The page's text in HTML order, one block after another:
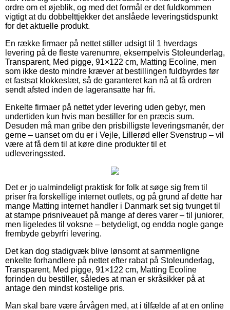
ordre om et øjeblik, og med det formål er det fuldkommen
vigtigt at du dobbelttjekker det anslåede leveringstidspunkt
for det aktuelle produkt.
En række firmaer på nettet stiller udsigt til 1 hverdags
levering på de fleste varenumre, eksempelvis Stoleunderlag,
Transparent, Med pigge, 91×122 cm, Matting Ecoline, men
som ikke desto mindre kræver at bestillingen fuldbyrdes før
et fastsat klokkeslæt, så de garanteret kan nå at få ordren
sendt afsted inden de lageransatte har fri.
Enkelte firmaer på nettet yder levering uden gebyr, men
undertiden kun hvis man bestiller for en præcis sum.
Desuden må man gribe den prisbilligste leveringsmanér, der
gerne – uanset om du er i Vejle, Lillerød eller Svenstrup – vil
være at få dem til at køre dine produkter til et
udleveringssted.
Det er jo ualmindeligt praktisk for folk at søge sig frem til
priser fra forskellige internet outlets, og på grund af dette har
mange Matting internet handler i Danmark set sig tvunget til
at stampe prisniveauet på mange af deres varer – til juniorer,
men ligeledes til voksne – betydeligt, og endda nogle gange
frembyde gebyrfri levering.
Det kan dog stadigvæk blive lønsomt at sammenligne
enkelte forhandlere på nettet efter rabat på Stoleunderlag,
Transparent, Med pigge, 91×122 cm, Matting Ecoline
forinden du bestiller, således at man er skråsikker på at
antage den mindst kostelige pris.
Man skal bare være årvågen med, at i tilfælde af at en online